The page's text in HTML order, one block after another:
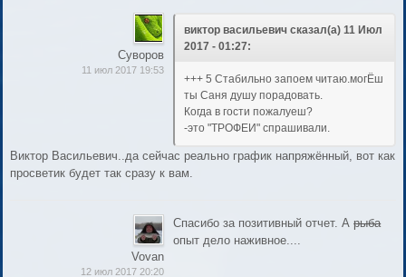
Суворов
11 июл 2017 19:53
виктор васильевич сказал(а) 11 Июл
2017 - 01:27:
+++ 5 Стабильно запоем читаю.могЁш
ты Саня душу порадовать.
Когда в гости пожалуеш?
-это "ТРОФЕИ" спрашивали.
Виктор Васильевич..да сейчас реально график напряжённый, вот как
просветик будет так сразу к вам.
Vovan
12 июл 2017 20:20
Спасибо за позитивный отчет. Арыба
опыт дело наживное....